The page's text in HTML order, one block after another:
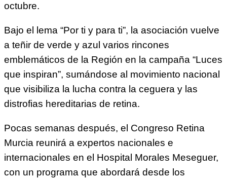
octubre.
Bajo el lema “Por ti y para ti”, la asociación vuelve
a teñir de verde y azul varios rincones
emblemáticos de la Región en la campaña “Luces
que inspiran”, sumándose al movimiento nacional
que visibiliza la lucha contra la ceguera y las
distrofias hereditarias de retina.
Pocas semanas después, el Congreso Retina
Murcia reunirá a expertos nacionales e
internacionales en el Hospital Morales Meseguer,
con un programa que abordará desde los